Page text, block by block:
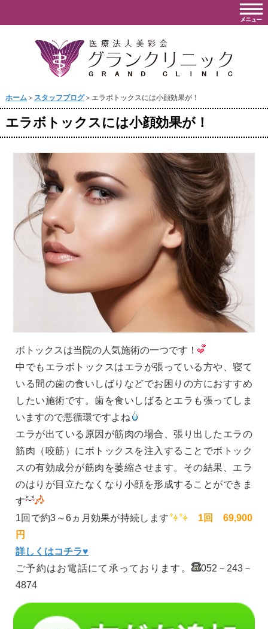
ホーム＞ スタッフブログ＞エラボトックスには小顔効果が！
エラボトックスには小顔効果が！
ボトックスは当院の人気施術の一つです！
中でもエラボトックスはエラが張っている方や、寝て
いる間の歯の食いしばりなどでお困りの方におすすめ
したい施術です。歯を食いしばるとエラも張ってしま
いますので悪循環ですよね
エラが出ている原因が筋肉の場合、張り出したエラの
筋肉（咬筋）にボトックスを注入することでボトック
スの有効成分が筋肉を萎縮させます。その結果、エラ
のはりが目立たなくなり小顔を形成することができま
す
1回で約3～6ヵ月効果が持続します
1回 69,900
円
詳しくはコチラ♥
ご予約はお電話にて承っております。
052－243－
4874